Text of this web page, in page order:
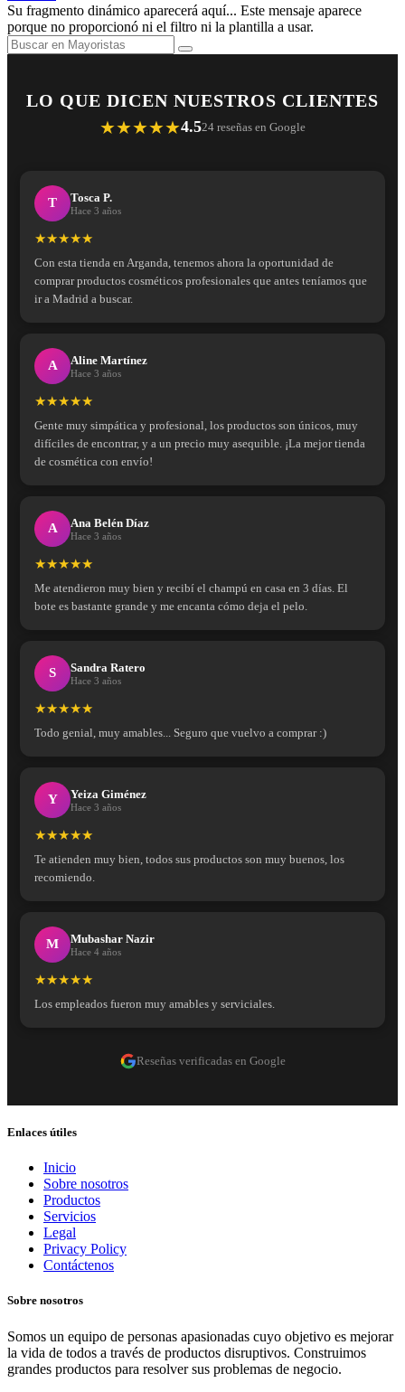
Su fragmento dinámico aparecerá aquí... Este mensaje aparece
porque no proporcionó ni el filtro ni la plantilla a usar.
LO QUE DICEN NUESTROS CLIENTES
★★★★★4.524 reseñas en Google
T Tosca P.
Hace 3 años
★★★★★
Con esta tienda en Arganda, tenemos ahora la oportunidad de
comprar productos cosméticos profesionales que antes teníamos que
ir a Madrid a buscar.
A Aline Martínez
Hace 3 años
★★★★★
Gente muy simpática y profesional, los productos son únicos, muy
difíciles de encontrar, y a un precio muy asequible. ¡La mejor tienda
de cosmética con envío!
A Ana Belén Díaz
Hace 3 años
★★★★★
Me atendieron muy bien y recibí el champú en casa en 3 días. El
bote es bastante grande y me encanta cómo deja el pelo.
S Sandra Ratero
Hace 3 años
★★★★★
Todo genial, muy amables... Seguro que vuelvo a comprar :)
Y Yeiza Giménez
Hace 3 años
★★★★★
Te atienden muy bien, todos sus productos son muy buenos, los
recomiendo.
M Mubashar Nazir
Hace 4 años
★★★★★
Los empleados fueron muy amables y serviciales.
Reseñas verificadas en Google
Enlaces útiles
Inicio
Sobre nosotros
Productos
Servicios
Legal
Privacy Policy
Contáctenos
Sobre nosotros
Somos un equipo de personas apasionadas cuyo objetivo es mejorar
la vida de todos a través de productos disruptivos. Construimos
grandes productos para resolver sus problemas de negocio.